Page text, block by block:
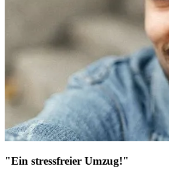
"Ein stressfreier Umzug!"